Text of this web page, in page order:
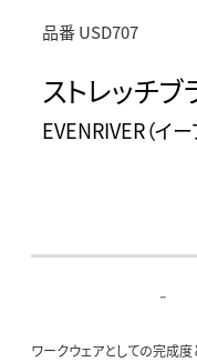
品番 USD707
ストレッチブ
EVENRIVER（イー
-
ワークウェアとしての完成度